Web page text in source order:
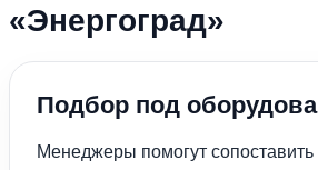
«Энергоград»
Подбор под
Менеджеры помогут сопоставить